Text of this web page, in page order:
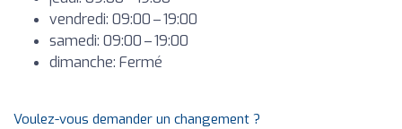
vendredi: 09:00 – 19:00
samedi: 09:00 – 19:00
dimanche: Fermé
Voulez-vous demander un changement ?